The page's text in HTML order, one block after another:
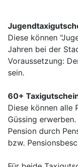
Diese können
Jahren bei der
Voraussetzung:
sein.
60+
Diese können alle
Güssing
Pension durch
bzw.